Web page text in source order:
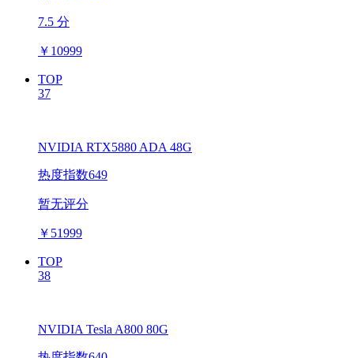
7.5 分
￥ 10999
TOP
37
NVIDIA RTX5880 ADA 48G
热度指数649
暂无评分
￥ 51999
TOP
38
NVIDIA Tesla A800 80G